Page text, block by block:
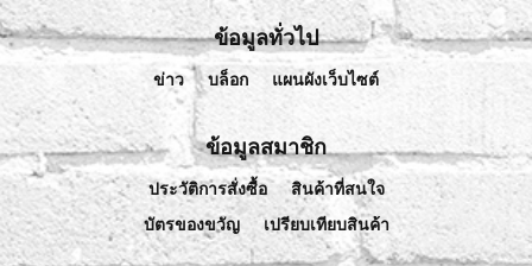
ข้อมูลทั่วไป
ข่าว บล็อก แผนผังเว็บไซต์
ข้อมูลสมาชิก
ประวัติการสั่งซื้อ
สินค้าที่สนใจ
บัตรของขวัญ
เปรียบเทียบสินค้า